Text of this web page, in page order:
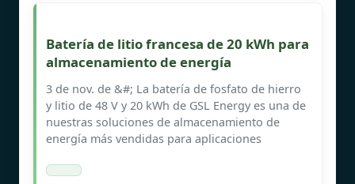
Batería de litio francesa de 20 kWh para
almacenamiento de energía
3 de nov. de &#; La batería de fosfato de hierro
y litio de 48 V y 20 kWh de GSL Energy es una de
nuestras soluciones de almacenamiento de
energía más vendidas para aplicaciones